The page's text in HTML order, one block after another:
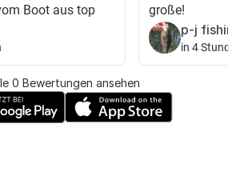
Boot aus top
große!
p-j fishing
in 4 Stunden
0 Bewertungen ansehen